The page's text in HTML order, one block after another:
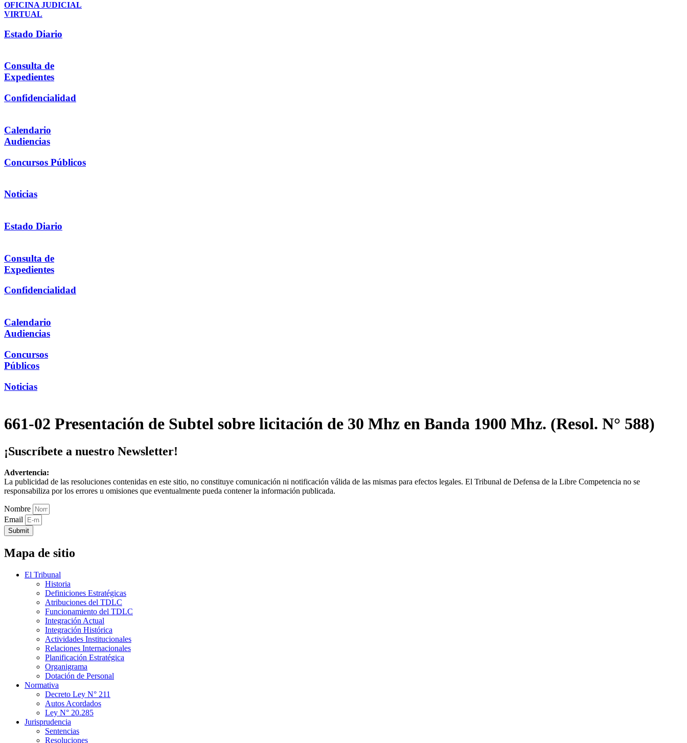
OFICINA JUDICIAL
VIRTUAL
Estado Diario
Consulta de
Expedientes
Confidencialidad
Calendario
Audiencias
Concursos Públicos
Noticias
Estado Diario
Consulta de
Expedientes
Confidencialidad
Calendario
Audiencias
Concursos
Públicos
Noticias
661-02 Presentación de Subtel sobre licitación de 30 Mhz en Banda 1900 Mhz. (Resol. N° 588)
¡Suscríbete a nuestro Newsletter!
Advertencia:
La publicidad de las resoluciones contenidas en este sitio, no constituye comunicación ni notificación válida de las mismas para efectos legales. El Tribunal de Defensa de la Libre Competencia no se
responsabiliza por los errores u omisiones que eventualmente pueda contener la información publicada.
Nombre
Email
Submit
Mapa de sitio
El Tribunal
Historia
Definiciones Estratégicas
Atribuciones del TDLC
Funcionamiento del TDLC
Integración Actual
Integración Histórica
Actividades Institucionales
Relaciones Internacionales
Planificación Estratégica
Organigrama
Dotación de Personal
Normativa
Decreto Ley N° 211
Autos Acordados
Ley N° 20.285
Jurisprudencia
Sentencias
Resoluciones